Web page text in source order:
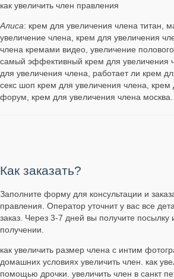
как увеличить член правления
Алиса: крем для увеличения члена титан,
увеличение члена, крем для увеличения
члена кремами видео, увеличение
самый эффективный крем для увеличения
для увеличения члена, работает ли крем
секс шоп крем для увеличения члена, крем
форум, крем для увеличения члена москва.
Как заказать?
Заполните форму для консультации и
правления. Оператор уточнит у вас все
заказ. Через 3-7 дней вы получите посылку
получении.
как увеличить размер члена с интим
домашних условиях увеличить член. как
помощью дрочки. увеличить член в санкт